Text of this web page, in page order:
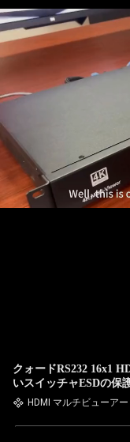
クォードRS232 16x1
いスイッチャESDの保
HDMI マルチビューアー